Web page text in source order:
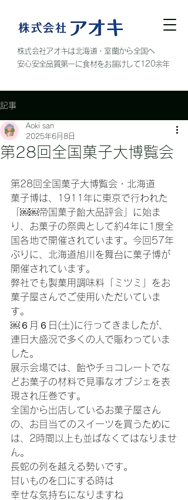
株式会社アオキは北海道・室蘭から全国へ
安心安全品質第一に食材をお届けして120余年
記事
第28回全国菓子大博覧会
Aoki san
2025年6月8日
第28回全国菓子大博覧会・北海道
菓子博は、1911年に東京で行われた
「￼￼帝国菓子飴大品評会」に始ま
り、お菓子の祭典として約4年に1度全
国各地で開催されています。今回57年
ぶりに、北海道旭川を舞台に菓子博が
開催されています。
弊社でも製菓用調味料「ミツミ」をお
菓子屋さんでご使用いただいていま
す。
￼６月６日(土)に行ってきましたが、
連日大盛況で多くの人で賑わっていま
した。
展示会場では、飴やチョコレートでな
どお菓子の材料で見事なオブジェを表
現され圧巻です。
全国から出店しているお菓子屋さん
の、お目当てのスイーツを買うために
は、2時間以上も並ばなくてはなりませ
ん。
長蛇の列を越える勢いです。
甘いものを口にする時は
幸せな気持ちになりますね